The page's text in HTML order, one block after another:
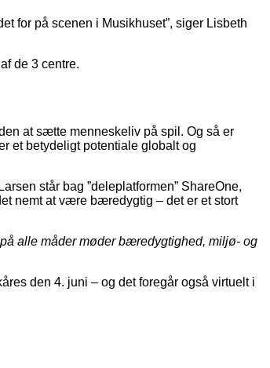
for på scenen i Musikhuset”, siger Lisbeth
de 3 centre.
at sætte menneskeliv på spil. Og så er
et betydeligt potentiale globalt og
står bag ”deleplatformen” ShareOne,
nemt at være bæredygtig – det er et stort
alle måder møder bæredygtighed, miljø- og
den 4. juni – og det foregår også virtuelt i